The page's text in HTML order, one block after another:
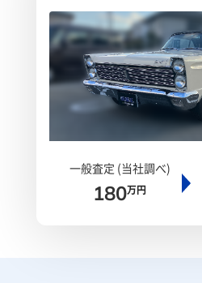
一般査定 (当社調べ)
180万円